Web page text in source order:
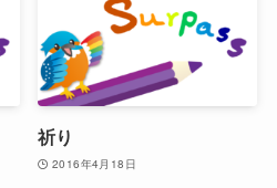
祈り
2016年4月18日